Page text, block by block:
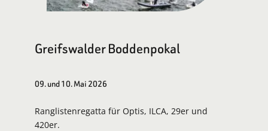
Greifswalder Boddenpokal
09. und 10. Mai 2026
Ranglistenregatta für Optis, ILCA, 29er und
420er.